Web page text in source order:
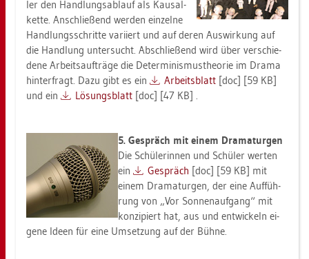
ler den Hand­lungs­ab­lauf als Kau­sal­
ket­te. An­schlie­ßend wer­den ein­zel­ne
Hand­lungs­schrit­te va­ri­iert und auf deren Aus­wir­kung auf
die Hand­lung un­ter­sucht. Ab­schlie­ßend wird über ver­schie­
de­ne Ar­beits­auf­trä­ge die De­ter­mi­nis­mus­theo­rie im Drama
hin­ter­fragt. Dazu gibt es ein
Ar­beits­blatt [doc] [59 KB]
und ein
Lö­sungs­blatt [doc] [47 KB] .
5. Ge­spräch mit einem Dra­ma­tur­gen
Die Schü­le­rin­nen und Schü­ler wer­ten
ein
Ge­spräch [doc] [59 KB] mit
einem Dra­ma­tur­gen, der eine Auf­füh­
rung von „Vor Son­nen­auf­gang“ mit
kon­zi­piert hat, aus und ent­wi­ckeln ei­
ge­ne Ideen für eine Um­set­zung auf der Bühne.